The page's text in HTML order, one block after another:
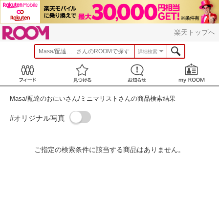
楽天トップへ
Masa/配達のおにいさん/ミニマリスト
さんのROOMで探す 詳細検索
見つける お知らせ
Masa/配達のおにいさん/ミニマリストさんの商品検索結果
#オリジナル写真
ご指定の検索条件に該当する商品はありません。